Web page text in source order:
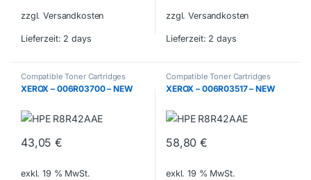
zzgl. Versandkosten
Lieferzeit: 2 days
zzgl. Versandkosten
Lieferzeit: 2 days
Compatible Toner Cartridges
XEROX – 006R03700 – NEW
43,05€
exkl. 19 % MwSt.
Compatible Toner Cartridges
XEROX – 006R03517 – NEW
58,80€
exkl. 19 % MwSt.